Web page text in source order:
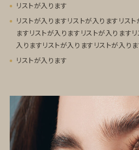
リストが入ります
リストが入りますリストが入りますリス
ますリストが入りますリストが入ります
入りますリストが入りますリストが入り
リストが入ります